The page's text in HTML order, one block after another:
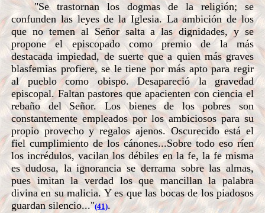
"Se trastornan los dogmas de la religión; se
confunden las leyes de la Iglesia. La ambición de los
que no temen al Señor salta a las dignidades, y se
propone el episcopado como premio de la más
destacada impiedad, de suerte que a quien más graves
blasfemias profiere, se le tiene por más apto para regir
al pueblo como obispo. Desapareció la gravedad
episcopal. Faltan pastores que apacienten con ciencia el
rebaño del Señor. Los bienes de los pobres son
constantemente empleados por los ambiciosos para su
propio provecho y regalos ajenos. Oscurecido está el
fiel cumplimiento de los cánones...Sobre todo eso ríen
los incrédulos, vacilan los débiles en la fe, la fe misma
es dudosa, la ignorancia se derrama sobre las almas,
pues imitan la verdad los que mancillan la palabra
divina en su malicia. Y es que las bocas de los piadosos
guardan silencio..."(41).